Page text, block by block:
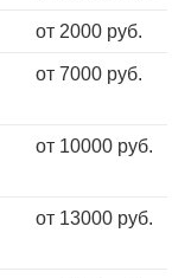
от 2000 руб.
от 7000 руб.
от 10000 руб.
от 13000 руб.